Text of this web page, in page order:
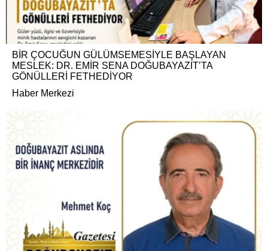
BİR ÇOCUĞUN GÜLÜMSEMESİYLE BAŞLAYAN
MESLEK: DR. EMİR SENA DOĞUBAYAZIT’TA
GÖNÜLLERİ FETHEDİYOR
Haber Merkezi